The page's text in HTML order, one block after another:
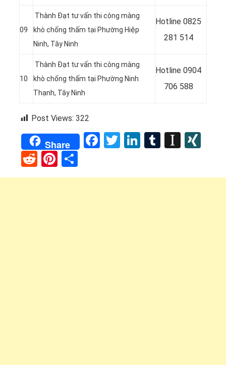
09
Thành Đạt tư vấn thi công màng
khò chống thấm tại Phường Hiệp
Ninh, Tây Ninh
Hotline 0825
281 514
10
Thành Đạt tư vấn thi công màng
khò chống thấm tại Phường Ninh
Thạnh, Tây Ninh
Hotline 0904
706 588
Post Views: 322
Share Facebook
TwitterLinkedIn
Tumblr
RedditPinterest